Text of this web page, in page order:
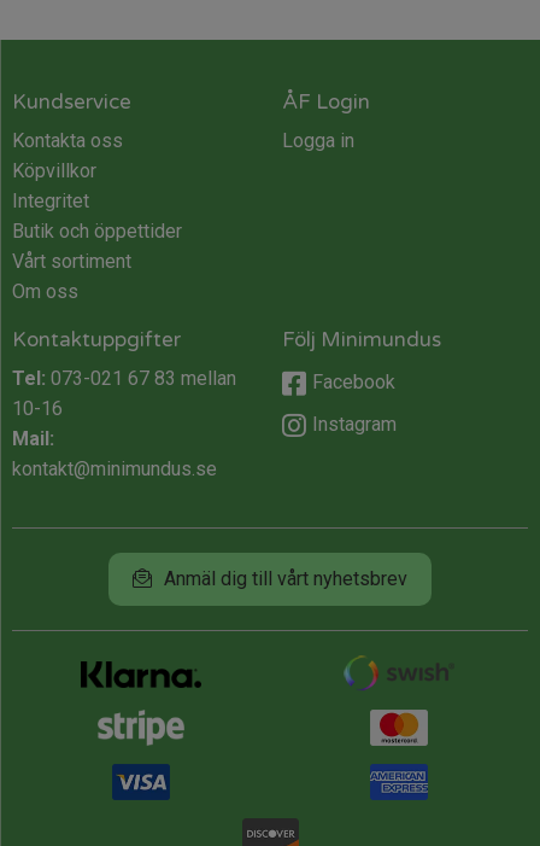
Kundservice
Kontakta oss
Köpvillkor
Integritet
Butik och öppettider
Vårt sortiment
Om oss
ÅF Login
Logga in
Kontaktuppgifter
Tel: 073-021 67 83 mellan
10-16
Mail:
kontakt@minimundus.se
Följ Minimundus
Facebook
Instagram
Anmäl dig till vårt nyhetsbrev